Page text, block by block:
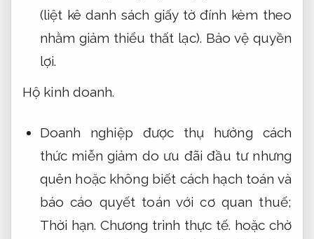
(liệt kê danh sách giấy tờ đính kèm theo
nhằm giảm thiểu thất lạc). Bảo vệ quyền
lợi.
Hộ kinh doanh.
Doanh nghiệp được thụ hưởng cách
thức miễn giảm do ưu đãi đầu tư nhưng
quên hoặc không biết cách hạch toán và
báo cáo quyết toán với cơ quan thuế;
Thời hạn. Chương trình thực tế. hoặc chờ